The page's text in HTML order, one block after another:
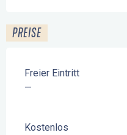
PREISE
Freier Eintritt
—
Kostenlos